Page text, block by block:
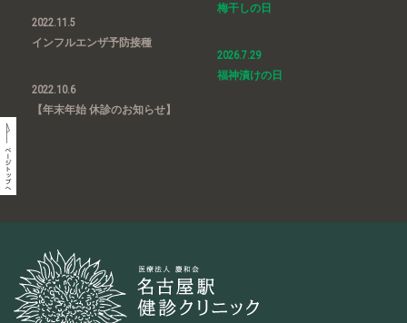
2022.11.5
インフルエンザ予防接種
2022.10.6
【年末年始 休診のお知らせ】
梅干しの日
2026.7.29
福神漬けの日